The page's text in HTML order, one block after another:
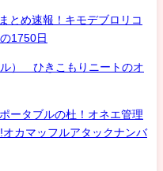
とめ速報！キモデブロリコ
1750日
） ひきこもりニートのオ
ータブルの杜！オネエ管理
カマッフルアタックナンバ